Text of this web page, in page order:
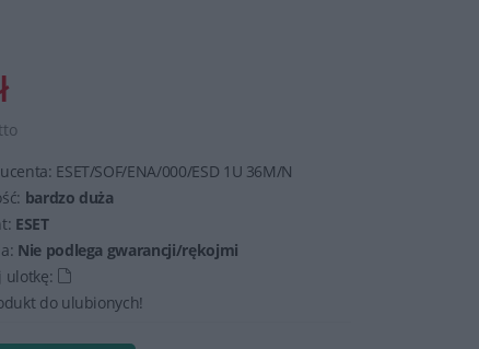
ESET/SOF/ENA/000/ESD 1U 36M/N
bardzo duża
ESET
Nie podlega gwarancji/rękojmi
ulotkę:
do ulubionych!